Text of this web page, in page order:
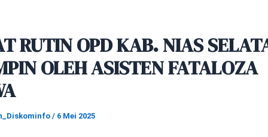
RUTIN OPD KAB. NIAS
OLEH ASISTEN FATALOZA
/ 6 Mei 2025